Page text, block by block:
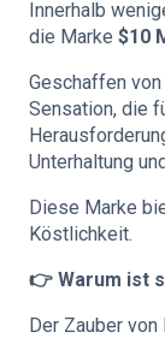
Innerhalb
die Marke $10
Geschaffen von
Sensation, die
Unterhaltung
Diese Marke
Köstlichkeit.
👉 Warum ist
Der Zauber